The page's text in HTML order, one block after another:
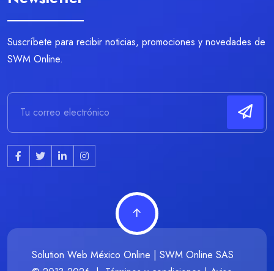
Suscríbete para recibir noticias, promociones y novedades de
SWM Online.
Solution Web México Online | SWM Online SAS